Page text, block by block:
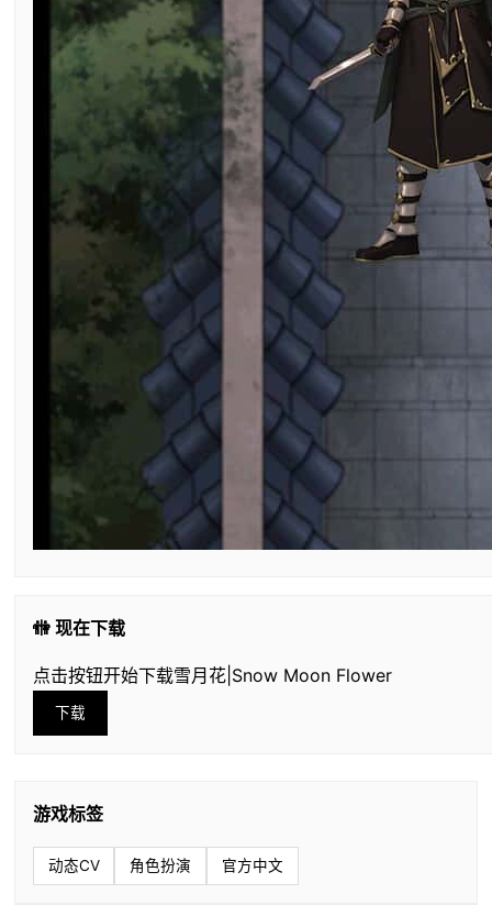
🚻 现在下载
点击按钮开始下载雪月花|Snow Moon Flower
下载
游戏标签
动态CV 角色扮演 官方中文